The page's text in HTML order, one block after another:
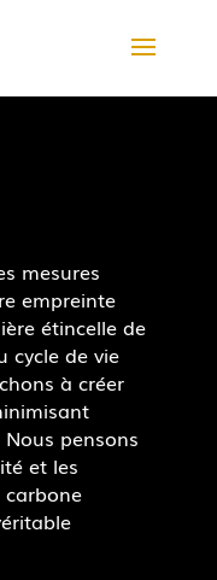
mesures
empreinte
étincelle de
cycle de vie
à créer
Nous pensons
et les